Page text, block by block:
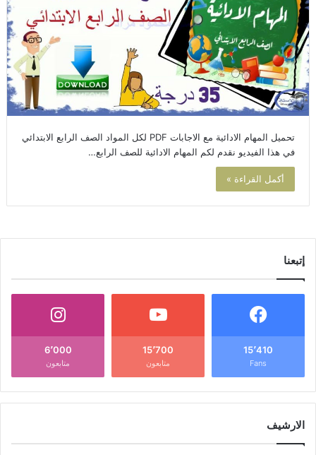
تحميل المهام الادائية مع الاجابات PDF لكل المواد الصف الرابع الابتدائي
في هذا الفيديو نقدم لكم المهام الادائية للصف الرابع…
أكمل القراءة »
إتبعنا
15٬410
Fans
15٬700
متابعون
6٬000
متابعون
الارشيف